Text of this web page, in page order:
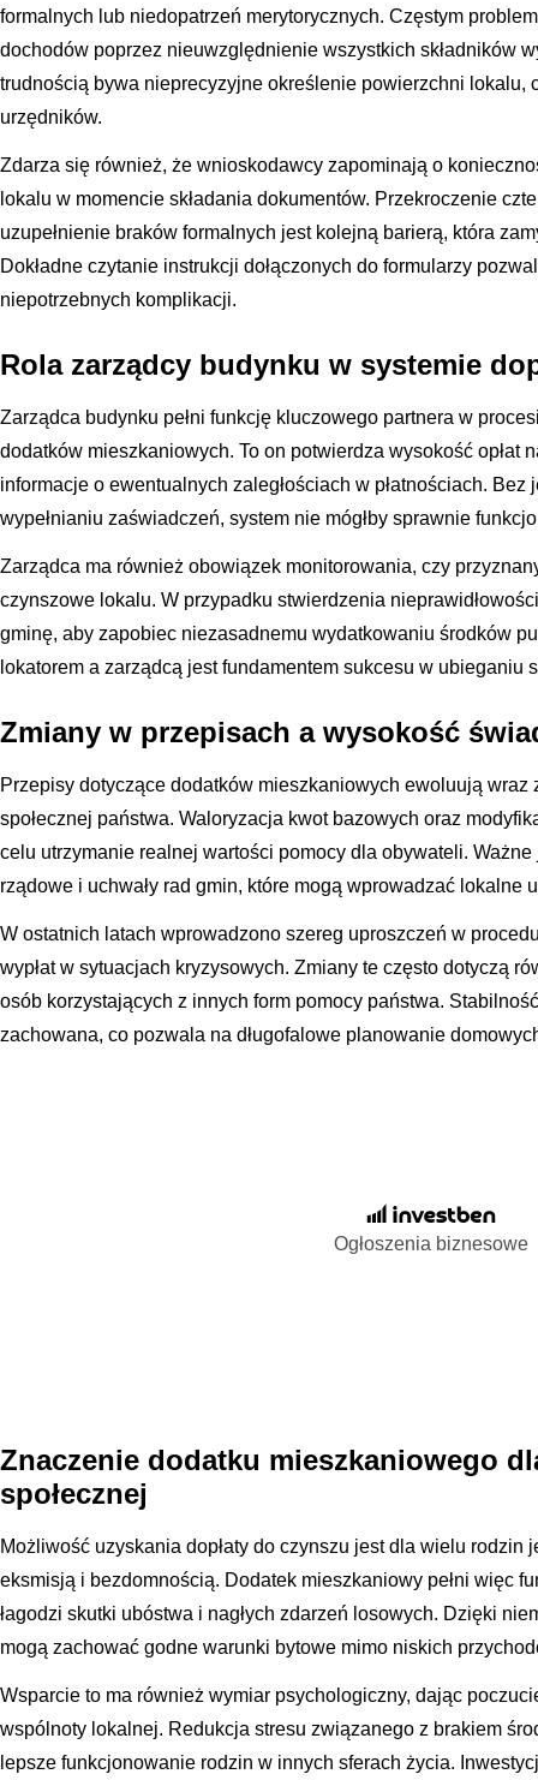
formalnych lub niedopatrzeń merytorycznych. Częstym
dochodów poprzez nieuwzględnienie wszystkich składników
trudnością bywa nieprecyzyjne określenie powierzchni lokalu,
urzędników.
Zdarza się również, że wnioskodawcy zapominają o
lokalu w momencie składania dokumentów. Przekroczenie
uzupełnienie braków formalnych jest kolejną barierą, która
Dokładne czytanie instrukcji dołączonych do formularzy
niepotrzebnych komplikacji.
Rola zarządcy budynku w systemie
Zarządca budynku pełni funkcję kluczowego partnera w
dodatków mieszkaniowych. To on potwierdza wysokość opłat
informacje o ewentualnych zaległościach w płatnościach. Bez
wypełnianiu zaświadczeń, system nie mógłby sprawnie
Zarządca ma również obowiązek monitorowania, czy
czynszowe lokalu. W przypadku stwierdzenia
gminę, aby zapobiec niezasadnemu wydatkowaniu środków
lokatorem a zarządcą jest fundamentem sukcesu w ubieganiu
Zmiany w przepisach a wysokość
Przepisy dotyczące dodatków mieszkaniowych ewoluują
społecznej państwa. Waloryzacja kwot bazowych oraz
celu utrzymanie realnej wartości pomocy dla obywateli.
rządowe i uchwały rad gmin, które mogą wprowadzać lokalne
W ostatnich latach wprowadzono szereg uproszczeń w
wypłat w sytuacjach kryzysowych. Zmiany te często dotyczą
osób korzystających z innych form pomocy państwa.
zachowana, co pozwala na długofalowe planowanie
Ogłoszenia biznesowe
Znaczenie dodatku mieszkaniowego
społecznej
Możliwość uzyskania dopłaty do czynszu jest dla wielu rodzin
eksmisją i bezdomnością. Dodatek mieszkaniowy pełni więc
łagodzi skutki ubóstwa i nagłych zdarzeń losowych. Dzięki
mogą zachować godne warunki bytowe mimo niskich
Wsparcie to ma również wymiar psychologiczny, dając
wspólnoty lokalnej. Redukcja stresu związanego z brakiem
lepsze funkcjonowanie rodzin w innych sferach życia.